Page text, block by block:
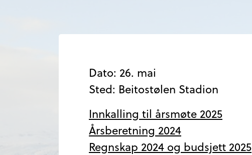
Dato: 26. mai
Sted: Beitostølen Stadion
Innkalling til årsmøte 2025
Årsberetning 2024
Regnskap 2024 og budsjett 2025